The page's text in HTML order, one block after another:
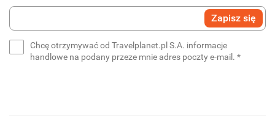
Wprowadź
swój
Zapisz się
Chcę otrzymywać od Travelplanet.pl S.A. informacje
handlowe na podany przeze mnie adres poczty e-mail. *